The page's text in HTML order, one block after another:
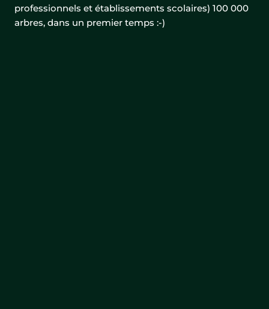
professionnels et établissements scolaires) 100 000
arbres, dans un premier temps :-)